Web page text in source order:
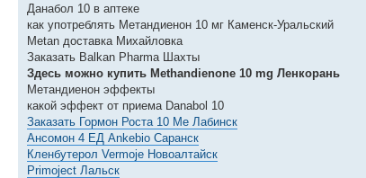
Данабол 10 в аптеке
как употреблять Метандиенон 10 мг Каменск-Уральский
Metan доставка Михайловка
Заказать Balkan Pharma Шахты
Здесь можно купить Methandienone 10 mg Ленкорань
Метандиенон эффекты
какой эффект от приема Danabol 10
Заказать Гормон Роста 10 Me Лабинск
Ансомон 4 ЕД Ankebio Саранск
Кленбутерол Vermoje Новоалтайск
Primoject Лальск